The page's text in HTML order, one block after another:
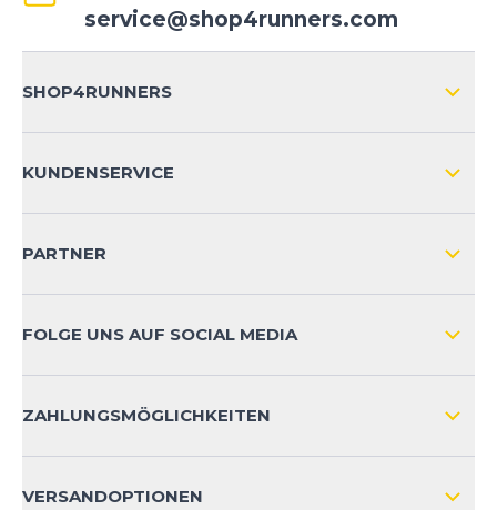
service@shop4runners.com
SHOP4RUNNERS
KUNDENSERVICE
KONTAKT
PRODUKTSICHERHEIT
PARTNER
FOLGE UNS AUF SOCIAL MEDIA
ZAHLUNGSMÖGLICHKEITEN
VERSANDOPTIONEN